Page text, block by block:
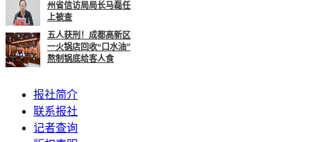
州省信访局局长马磊任
上被查
五人获刑！成都高新区
一火锅店回收“口水油”
熬制锅底给客人食
报社简介
联系报社
记者查询